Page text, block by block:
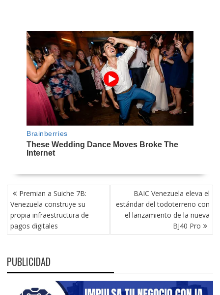
NAVEGACIÓN
DE
ENTRADAS
Premian a Suiche 7B:
Venezuela construye su
propia infraestructura de
pagos digitales
BAIC Venezuela eleva el
estándar del todoterreno con
el lanzamiento de la nueva
BJ40 Pro
PUBLICIDAD